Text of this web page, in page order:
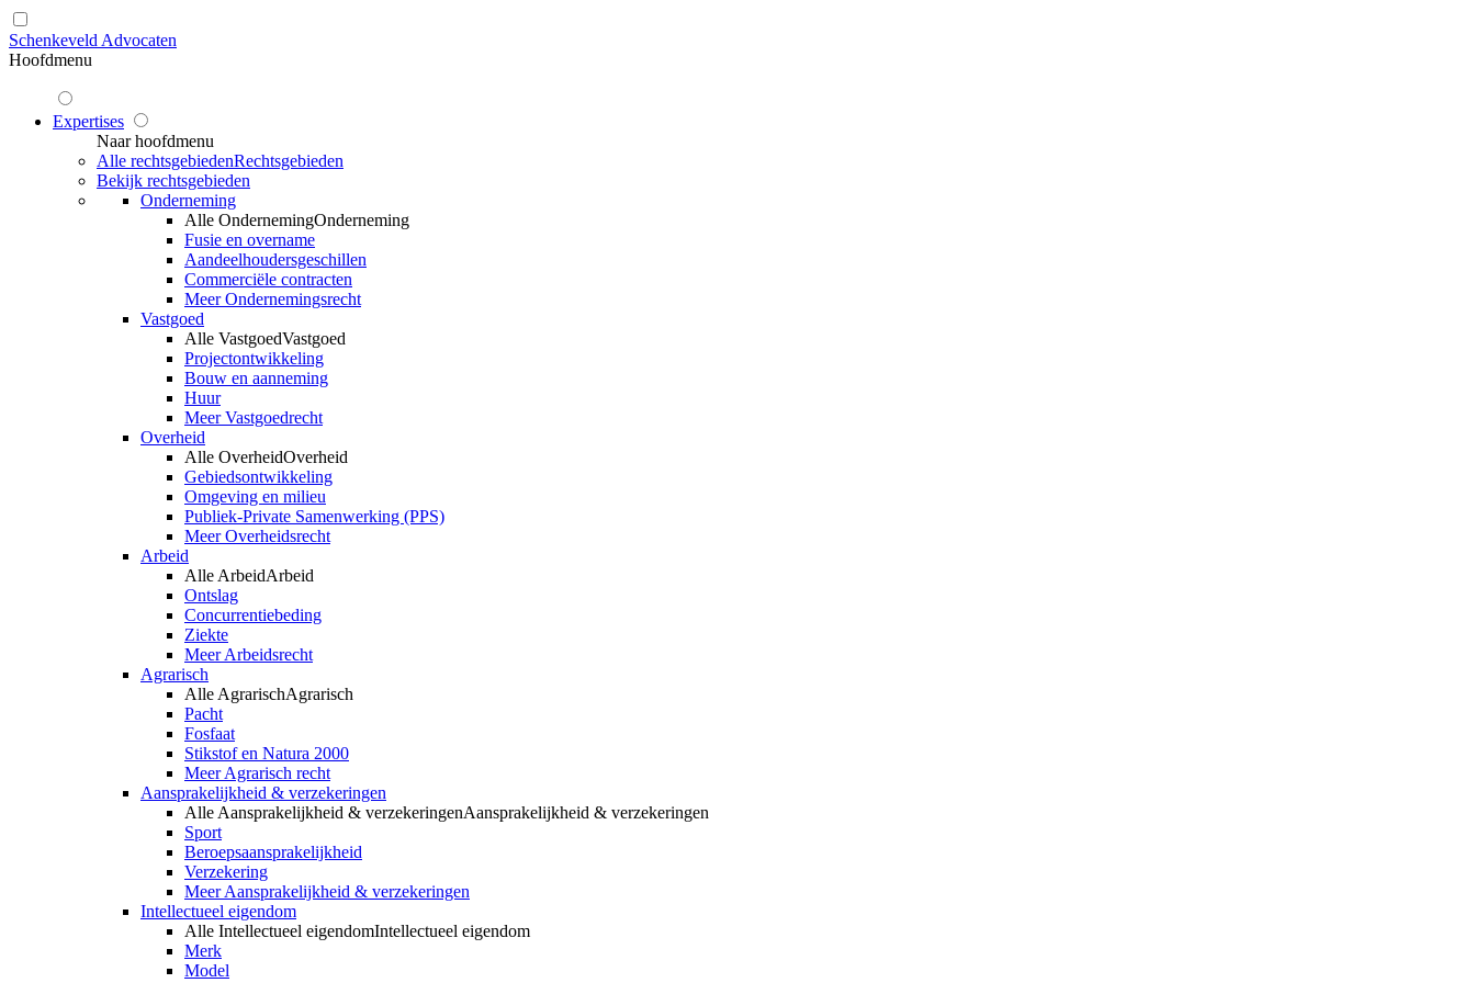
Schenkeveld Advocaten
Hoofdmenu
Expertises
Naar hoofdmenu
Alle rechtsgebiedenRechtsgebieden
Bekijk rechtsgebieden
Onderneming
Alle OndernemingOnderneming
Fusie en overname
Aandeelhoudersgeschillen
Commerciële contracten
Meer Ondernemingsrecht
Vastgoed
Alle VastgoedVastgoed
Projectontwikkeling
Bouw en aanneming
Huur
Meer Vastgoedrecht
Overheid
Alle OverheidOverheid
Gebiedsontwikkeling
Omgeving en milieu
Publiek-Private Samenwerking (PPS)
Meer Overheidsrecht
Arbeid
Alle ArbeidArbeid
Ontslag
Concurrentiebeding
Ziekte
Meer Arbeidsrecht
Agrarisch
Alle AgrarischAgrarisch
Pacht
Fosfaat
Stikstof en Natura 2000
Meer Agrarisch recht
Aansprakelijkheid & verzekeringen
Alle Aansprakelijkheid & verzekeringenAansprakelijkheid & verzekeringen
Sport
Beroepsaansprakelijkheid
Verzekering
Meer Aansprakelijkheid & verzekeringen
Intellectueel eigendom
Alle Intellectueel eigendomIntellectueel eigendom
Merk
Model